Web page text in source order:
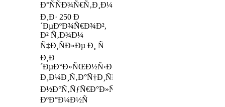
Ð°ÑÑÐ¾Ñ€Ñ‚Ð¸Ð¼ÐµÐ½Ñ‚
Ð¸Ð· 250 Ð
´ÐµÐºÐ¾Ñ€Ð¾Ð²,
Ð² Ñ‚Ð¾Ð¼
Ñ‡Ð¸ÑÐ»Ðµ Ð¸ Ñ
Ð¸Ð
´ÐµÐ°Ð»ÑŒÐ½Ñ‹Ð¼Ð¸
Ð¸Ð¼Ð¸Ñ‚Ð°Ñ†Ð¸ÑÐ¼Ð¸
Ð½Ð°Ñ‚ÑƒÑ€Ð°Ð»ÑŒÐ½Ð¾Ð³Ð¾
ÐºÐ°Ð¼Ð½Ñ